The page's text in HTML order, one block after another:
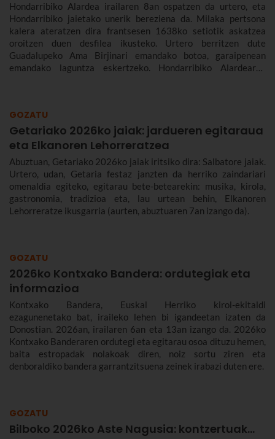
Hondarribiko Alardea irailaren 8an ospatzen da urtero, eta
Hondarribiko jaietako unerik bereziena da. Milaka pertsona
kalera ateratzen dira frantsesen 1638ko setiotik askatzea
oroitzen duen desfilea ikusteko. Urtero berritzen dute
Guadalupeko Ama Birjinari emandako botoa, garaipenean
emandako laguntza eskertzeko. Hondarribiko Alardearen
GOZATU
Getariako 2026ko jaiak: jardueren egitaraua
eta Elkanoren Lehorreratzea
Abuztuan, Getariako 2026ko jaiak iritsiko dira: Salbatore jaiak.
Urtero, udan, Getaria festaz janzten da herriko zaindariari
omenaldia egiteko, egitarau bete-betearekin: musika, kirola,
gastronomia, tradizioa eta, lau urtean behin, Elkanoren
Lehorreratze ikusgarria (aurten, abuztuaren 7an izango da).
GOZATU
2026ko Kontxako Bandera: ordutegiak eta
informazioa
Kontxako Bandera, Euskal Herriko kirol-ekitaldi
ezagunenetako bat, iraileko lehen bi igandeetan izaten da
Donostian. 2026an, irailaren 6an eta 13an izango da. 2026ko
Kontxako Banderaren ordutegi eta egitarau osoa dituzu hemen,
baita estropadak nolakoak diren, noiz sortu ziren eta
denboraldiko bandera garrantzitsuena zeinek irabazi duten ere.
GOZATU
Bilboko 2026ko Aste Nagusia: kontzertuak...